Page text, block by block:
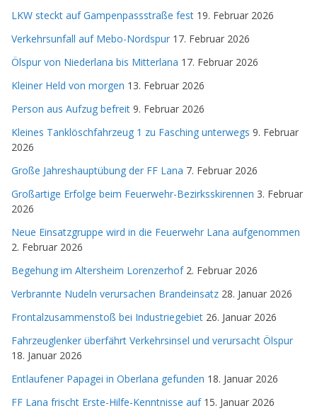
LKW steckt auf Gampenpassstraße fest 19. Februar 2026
Verkehrsunfall auf Mebo-Nordspur 17. Februar 2026
Ölspur von Niederlana bis Mitterlana 17. Februar 2026
Kleiner Held von morgen 13. Februar 2026
Person aus Aufzug befreit 9. Februar 2026
Kleines Tanklöschfahrzeug 1 zu Fasching unterwegs 9. Februar
2026
Große Jahreshauptübung der FF Lana 7. Februar 2026
Großartige Erfolge beim Feuerwehr-Bezirksskirennen 3. Februar
2026
Neue Einsatzgruppe wird in die Feuerwehr Lana aufgenommen
2. Februar 2026
Begehung im Altersheim Lorenzerhof 2. Februar 2026
Verbrannte Nudeln verursachen Brandeinsatz 28. Januar 2026
Frontalzusammenstoß bei Industriegebiet 26. Januar 2026
Fahrzeuglenker überfährt Verkehrsinsel und verursacht Ölspur
18. Januar 2026
Entlaufener Papagei in Oberlana gefunden 18. Januar 2026
FF Lana frischt Erste-Hilfe-Kenntnisse auf 15. Januar 2026